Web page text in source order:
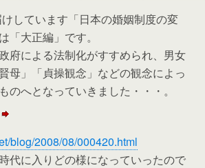
しています「日本の婚姻制度の変
「大正編」です。
府による法制化がすすめられ、男女
母」「貞操観念」などの観念によっ
のへとなっていきました・・・。
blog/2008/08/000420.html
代に入りどの様になっていったので